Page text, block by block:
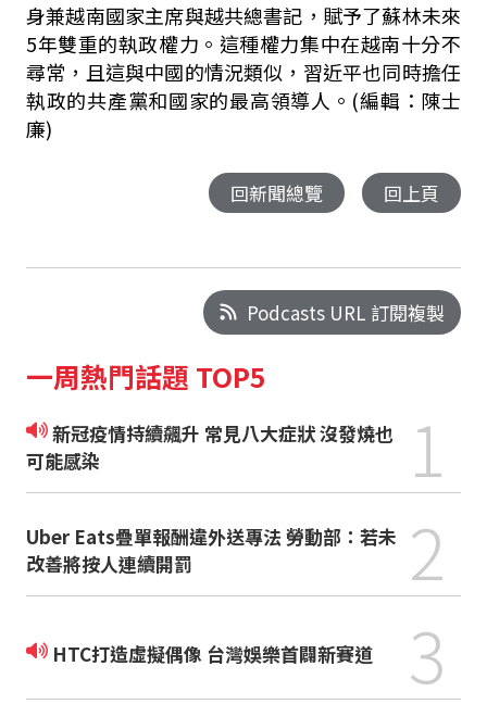
身兼越南國家主席與越共總書記，賦予了蘇林未來
5年雙重的執政權力。這種權力集中在越南十分不
尋常，且這與中國的情況類似，習近平也同時擔任
執政的共產黨和國家的最高領導人。(編輯：陳士
廉)
回新聞總覽 回上頁
Podcasts URL 訂閱複製
一周熱門話題 TOP5
新冠疫情持續飆升 常見八大症狀 沒發燒也
可能感染
1
Uber Eats疊單報酬違外送專法 勞動部：若未
改善將按人連續開罰
2
HTC打造虛擬偶像 台灣娛樂首闢新賽道 3